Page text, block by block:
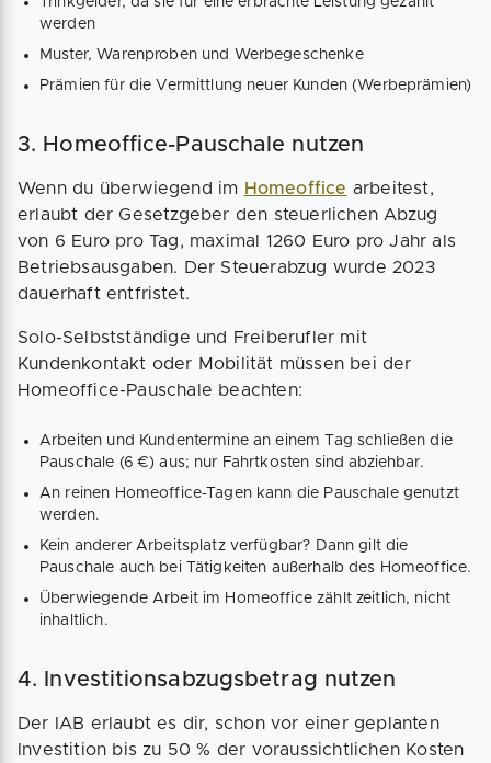
werden
Muster, Warenproben und Werbegeschenke
Prämien für die Vermittlung neuer Kunden (Werbeprämien)
3. Homeoffice-Pauschale nutzen
Wenn du überwiegend im Homeoffice arbeitest,
erlaubt der Gesetzgeber den steuerlichen Abzug
von 6 Euro pro Tag, maximal 1260 Euro pro Jahr als
Betriebsausgaben. Der Steuerabzug wurde 2023
dauerhaft entfristet.
Solo-Selbstständige und Freiberufler mit
Kundenkontakt oder Mobilität müssen bei der
Homeoffice-Pauschale beachten:
Arbeiten und Kundentermine an einem Tag schließen die
Pauschale (6 €) aus; nur Fahrtkosten sind abziehbar.
An reinen Homeoffice-Tagen kann die Pauschale genutzt
werden.
Kein anderer Arbeitsplatz verfügbar? Dann gilt die
Pauschale auch bei Tätigkeiten außerhalb des Homeoffice.
Überwiegende Arbeit im Homeoffice zählt zeitlich, nicht
inhaltlich.
4. Investitionsabzugsbetrag nutzen
Der IAB erlaubt es dir, schon vor einer geplanten
Investition bis zu 50 % der voraussichtlichen Kosten